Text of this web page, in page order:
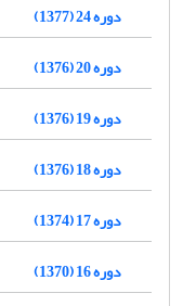
دوره 24 (1377)
دوره 20 (1376)
دوره 19 (1376)
دوره 18 (1376)
دوره 17 (1374)
دوره 16 (1370)